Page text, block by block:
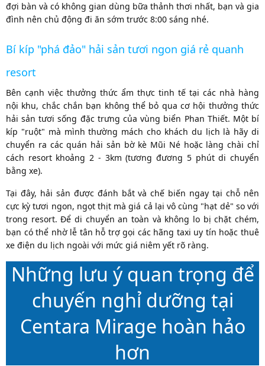
đợi bàn và có không gian dùng bữa thảnh thơi nhất, bạn và gia
đình nên chủ động đi ăn sớm trước 8:00 sáng nhé.
Bí kíp "phá đảo" hải sản tươi ngon giá rẻ quanh
resort
Bên cạnh việc thưởng thức ẩm thực tinh tế tại các nhà hàng
nội khu, chắc chắn bạn không thể bỏ qua cơ hội thưởng thức
hải sản tươi sống đặc trưng của vùng biển Phan Thiết. Một bí
kíp "ruột" mà mình thường mách cho khách du lịch là hãy di
chuyển ra các quán hải sản bờ kè Mũi Né hoặc làng chài chỉ
cách resort khoảng 2 - 3km (tương đương 5 phút di chuyển
bằng xe).
Tại đây, hải sản được đánh bắt và chế biến ngay tại chỗ nên
cực kỳ tươi ngon, ngọt thịt mà giá cả lại vô cùng "hạt dẻ" so với
trong resort. Để di chuyển an toàn và không lo bị chặt chém,
bạn có thể nhờ lễ tân hỗ trợ gọi các hãng taxi uy tín hoặc thuê
xe điện du lịch ngoài với mức giá niêm yết rõ ràng.
Những lưu ý quan trọng để
chuyến nghỉ dưỡng tại
Centara Mirage hoàn hảo
hơn